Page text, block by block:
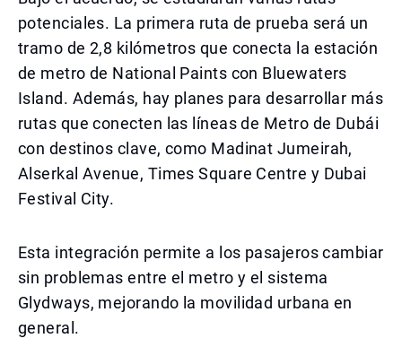
potenciales. La primera ruta de prueba será un
tramo de 2,8 kilómetros que conecta la estación
de metro de National Paints con Bluewaters
Island. Además, hay planes para desarrollar más
rutas que conecten las líneas de Metro de Dubái
con destinos clave, como Madinat Jumeirah,
Alserkal Avenue, Times Square Centre y Dubai
Festival City.
Esta integración permite a los pasajeros cambiar
sin problemas entre el metro y el sistema
Glydways, mejorando la movilidad urbana en
general.